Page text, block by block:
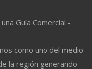
Guía Comercial -
como uno del medio
la región generando